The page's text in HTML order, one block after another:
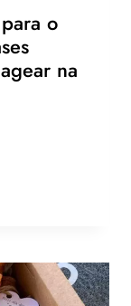
o
na